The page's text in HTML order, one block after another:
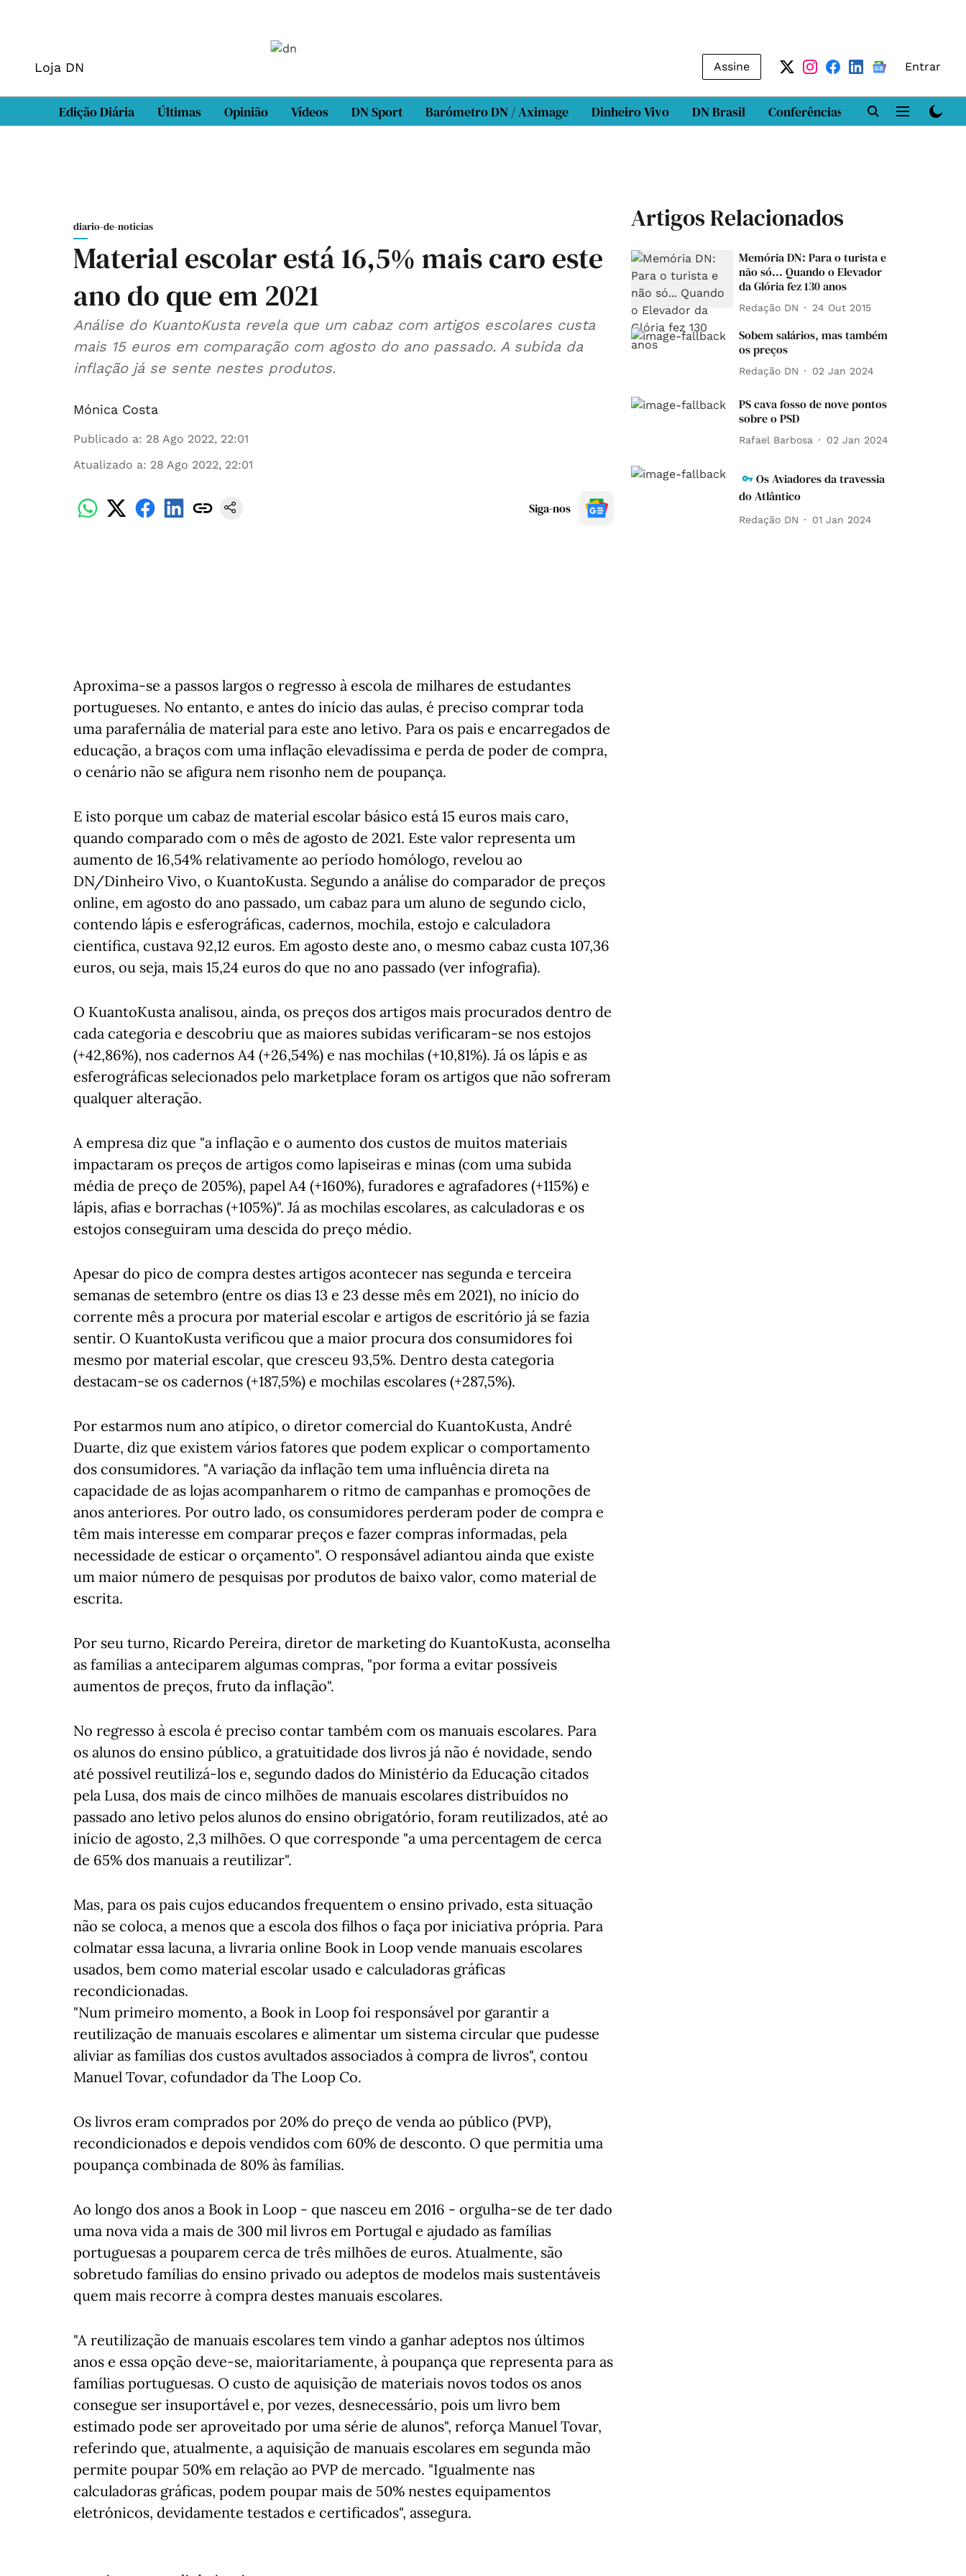
Loja DN Assine Entrar
Edição Diária Últimas Opinião Vídeos DN Sport Barómetro DN / Aximage Dinheiro Vivo DN Brasil Conferências DN LAB
diario-de-noticias
Material escolar está 16,5% mais caro este
ano do que em 2021
Análise do KuantoKusta revela que um cabaz com artigos escolares custa
mais 15 euros em comparação com agosto do ano passado. A subida da
inflação já se sente nestes produtos.
Mónica Costa
Publicado a: 28 Ago 2022, 22:01
Atualizado a: 28 Ago 2022, 22:01
Siga-nos
Aproxima-se a passos largos o regresso à escola de milhares de estudantes
portugueses. No entanto, e antes do início das aulas, é preciso comprar toda
uma parafernália de material para este ano letivo. Para os pais e encarregados de
educação, a braços com uma inflação elevadíssima e perda de poder de compra,
o cenário não se afigura nem risonho nem de poupança.
E isto porque um cabaz de material escolar básico está 15 euros mais caro,
quando comparado com o mês de agosto de 2021. Este valor representa um
aumento de 16,54% relativamente ao período homólogo, revelou ao
DN/Dinheiro Vivo, o KuantoKusta. Segundo a análise do comparador de preços
online, em agosto do ano passado, um cabaz para um aluno de segundo ciclo,
contendo lápis e esferográficas, cadernos, mochila, estojo e calculadora
científica, custava 92,12 euros. Em agosto deste ano, o mesmo cabaz custa 107,36
euros, ou seja, mais 15,24 euros do que no ano passado (ver infografia).
O KuantoKusta analisou, ainda, os preços dos artigos mais procurados dentro de
cada categoria e descobriu que as maiores subidas verificaram-se nos estojos
(+42,86%), nos cadernos A4 (+26,54%) e nas mochilas (+10,81%). Já os lápis e as
esferográficas selecionados pelo marketplace foram os artigos que não sofreram
qualquer alteração.
A empresa diz que "a inflação e o aumento dos custos de muitos materiais
impactaram os preços de artigos como lapiseiras e minas (com uma subida
média de preço de 205%), papel A4 (+160%), furadores e agrafadores (+115%) e
lápis, afias e borrachas (+105%)". Já as mochilas escolares, as calculadoras e os
estojos conseguiram uma descida do preço médio.
Apesar do pico de compra destes artigos acontecer nas segunda e terceira
semanas de setembro (entre os dias 13 e 23 desse mês em 2021), no início do
corrente mês a procura por material escolar e artigos de escritório já se fazia
sentir. O KuantoKusta verificou que a maior procura dos consumidores foi
mesmo por material escolar, que cresceu 93,5%. Dentro desta categoria
destacam-se os cadernos (+187,5%) e mochilas escolares (+287,5%).
Por estarmos num ano atípico, o diretor comercial do KuantoKusta, André
Duarte, diz que existem vários fatores que podem explicar o comportamento
dos consumidores. "A variação da inflação tem uma influência direta na
capacidade de as lojas acompanharem o ritmo de campanhas e promoções de
anos anteriores. Por outro lado, os consumidores perderam poder de compra e
têm mais interesse em comparar preços e fazer compras informadas, pela
necessidade de esticar o orçamento". O responsável adiantou ainda que existe
um maior número de pesquisas por produtos de baixo valor, como material de
escrita.
Por seu turno, Ricardo Pereira, diretor de marketing do KuantoKusta, aconselha
as famílias a anteciparem algumas compras, "por forma a evitar possíveis
aumentos de preços, fruto da inflação".
No regresso à escola é preciso contar também com os manuais escolares. Para
os alunos do ensino público, a gratuitidade dos livros já não é novidade, sendo
até possível reutilizá-los e, segundo dados do Ministério da Educação citados
pela Lusa, dos mais de cinco milhões de manuais escolares distribuídos no
passado ano letivo pelos alunos do ensino obrigatório, foram reutilizados, até ao
início de agosto, 2,3 milhões. O que corresponde "a uma percentagem de cerca
de 65% dos manuais a reutilizar".
Mas, para os pais cujos educandos frequentem o ensino privado, esta situação
não se coloca, a menos que a escola dos filhos o faça por iniciativa própria. Para
colmatar essa lacuna, a livraria online Book in Loop vende manuais escolares
usados, bem como material escolar usado e calculadoras gráficas
recondicionadas.
"Num primeiro momento, a Book in Loop foi responsável por garantir a
reutilização de manuais escolares e alimentar um sistema circular que pudesse
aliviar as famílias dos custos avultados associados à compra de livros", contou
Manuel Tovar, cofundador da The Loop Co.
Os livros eram comprados por 20% do preço de venda ao público (PVP),
recondicionados e depois vendidos com 60% de desconto. O que permitia uma
poupança combinada de 80% às famílias.
Ao longo dos anos a Book in Loop - que nasceu em 2016 - orgulha-se de ter dado
uma nova vida a mais de 300 mil livros em Portugal e ajudado as famílias
portuguesas a pouparem cerca de três milhões de euros. Atualmente, são
sobretudo famílias do ensino privado ou adeptos de modelos mais sustentáveis
quem mais recorre à compra destes manuais escolares.
"A reutilização de manuais escolares tem vindo a ganhar adeptos nos últimos
anos e essa opção deve-se, maioritariamente, à poupança que representa para as
famílias portuguesas. O custo de aquisição de materiais novos todos os anos
consegue ser insuportável e, por vezes, desnecessário, pois um livro bem
estimado pode ser aproveitado por uma série de alunos", reforça Manuel Tovar,
referindo que, atualmente, a aquisição de manuais escolares em segunda mão
permite poupar 50% em relação ao PVP de mercado. "Igualmente nas
calculadoras gráficas, podem poupar mais de 50% nestes equipamentos
eletrónicos, devidamente testados e certificados", assegura.
Artigos Relacionados
Memória DN: Para o turista e
não só... Quando o Elevador
da Glória fez 130 anos
Redação DN 24 Out 2015
Sobem salários, mas também
os preços
Redação DN 02 Jan 2024
PS cava fosso de nove pontos
sobre o PSD
Rafael Barbosa 02 Jan 2024
Os Aviadores da travessia
do Atlântico
Redação DN 01 Jan 2024